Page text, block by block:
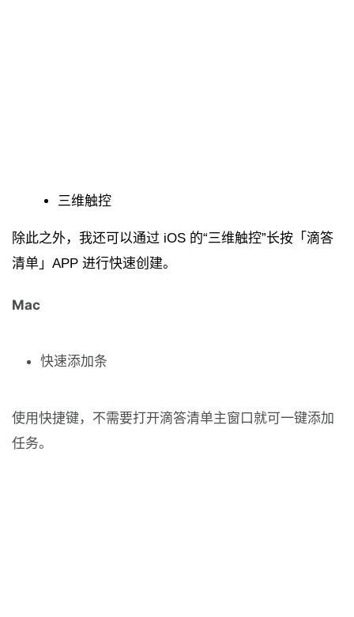
三维触控
除此之外，我还可以通过 iOS 的“三维触控”长按「滴答
清单」APP 进行快速创建。
Mac
快速添加条
使用快捷键，不需要打开滴答清单主窗口就可一键添加
任务。